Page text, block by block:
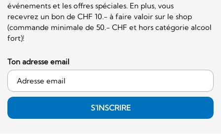
événements et les offres spéciales. En plus, vous
recevrez un bon de CHF 10.- à faire valoir sur le shop
(commande minimale de 50.- CHF et hors catégorie alcool
fort)!
Ton adresse email
S'INSCRIRE